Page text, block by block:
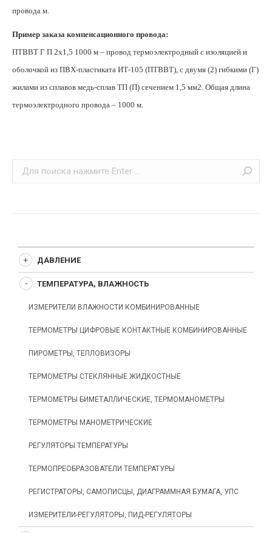
провода м.
Пример заказа компенсационного провода:
ПТВВТ Г П 2х1,5 1000 м – провод термоэлектродный с изоляцией и
оболочкой из ПВХ-пластиката ИТ-105 (ПТВВТ), с двумя (2) гибкими (Г)
жилами из сплавов медь-сплав ТП (П) сечением 1,5 мм2. Общая длина
термоэлектродного провода – 1000 м.
Поиск:
ДАВЛЕНИЕ
ТЕМПЕРАТУРА, ВЛАЖНОСТЬ
ИЗМЕРИТЕЛИ ВЛАЖНОСТИ КОМБИНИРОВАННЫЕ
ТЕРМОМЕТРЫ ЦИФРОВЫЕ КОНТАКТНЫЕ КОМБИНИРОВАННЫЕ
ПИРОМЕТРЫ, ТЕПЛОВИЗОРЫ
ТЕРМОМЕТРЫ СТЕКЛЯННЫЕ ЖИДКОСТНЫЕ
ТЕРМОМЕТРЫ БИМЕТАЛЛИЧЕСКИЕ, ТЕРМОМАНОМЕТРЫ
ТЕРМОМЕТРЫ МАНОМЕТРИЧЕСКИЕ
РЕГУЛЯТОРЫ ТЕМПЕРАТУРЫ
ТЕРМОПРЕОБРАЗОВАТЕЛИ ТЕМПЕРАТУРЫ
РЕГИСТРАТОРЫ, САМОПИСЦЫ, ДИАГРАММНАЯ БУМАГА, УПС
ИЗМЕРИТЕЛИ-РЕГУЛЯТОРЫ, ПИД-РЕГУЛЯТОРЫ